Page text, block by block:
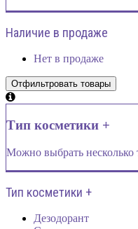
Наличие в продаже
Нет в продаже
Тип косметики +
Можно выбрать несколько
Тип косметики +
Дезодорант